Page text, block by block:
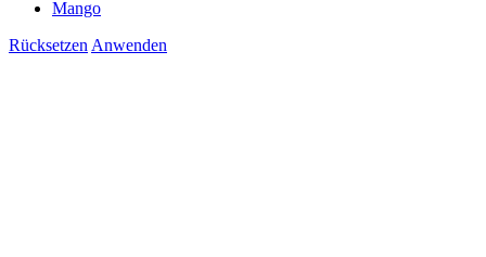
Mango
Rücksetzen Anwenden